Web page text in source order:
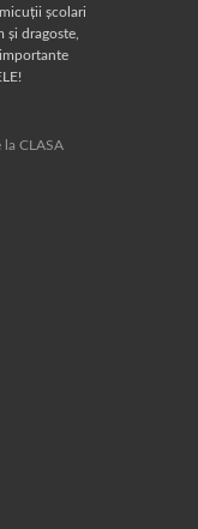
școlari
și dragoste,
CLASA